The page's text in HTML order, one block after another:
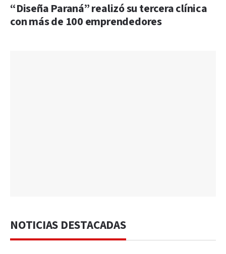
“Diseña Paraná” realizó su tercera clínica
con más de 100 emprendedores
NOTICIAS DESTACADAS